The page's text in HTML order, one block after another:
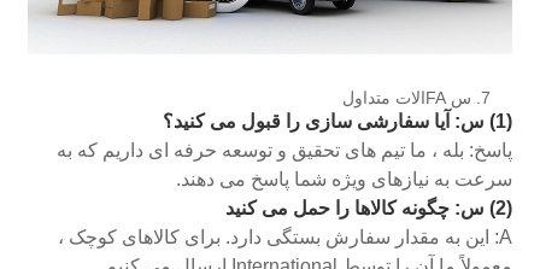
7. س FAالات متداول
(1) س: آیا سفارشی سازی را قبول می کنید؟
پاسخ: بله ، ما تیم های تحقیق و توسعه حرفه ای داریم که به
سرعت به نیازهای ویژه شما پاسخ می دهند.
(2) س: چگونه کالاها را حمل می کنید
A: این به مقدار سفارش بستگی دارد. برای کالاهای کوچک ،